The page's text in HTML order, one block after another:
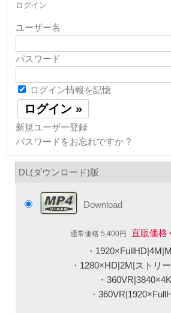
ログイン
ユーザー名
パスワード
ログイン情報を記憶
新規ユーザー登録
パスワードをお忘れですか ?
DL(ダウンロード)版
Download
通常価格 5,400円 直販価格
・
・1280×HD|2M|ストリ
・360VR|3840×4K
・